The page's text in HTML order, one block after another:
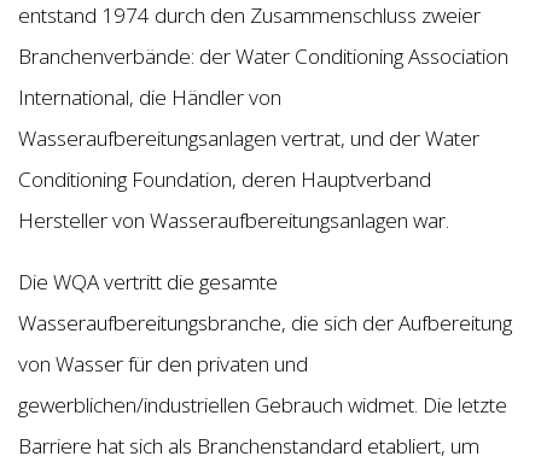
entstand 1974 durch den Zusammenschluss zweier
Branchenverbände: der Water Conditioning Association
International, die Händler von
Wasseraufbereitungsanlagen vertrat, und der Water
Conditioning Foundation, deren Hauptverband
Hersteller von Wasseraufbereitungsanlagen war.
Die WQA vertritt die gesamte
Wasseraufbereitungsbranche, die sich der Aufbereitung
von Wasser für den privaten und
gewerblichen/industriellen Gebrauch widmet. Die letzte
Barriere hat sich als Branchenstandard etabliert, um